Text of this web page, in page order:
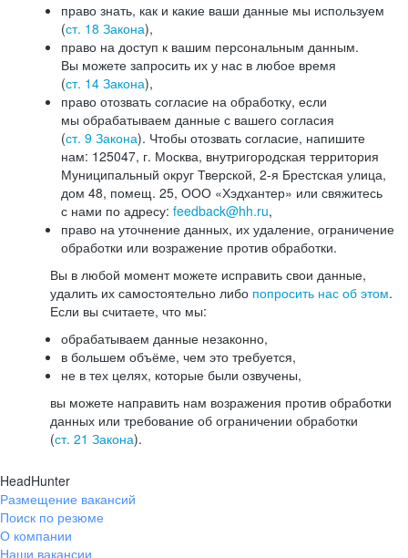
право знать, как и какие ваши данные мы используем
(ст. 18 Закона),
право на доступ к вашим персональным данным.
Вы можете запросить их у нас в любое время
(ст. 14 Закона),
право отозвать согласие на обработку, если
мы обрабатываем данные с вашего согласия
(ст. 9 Закона). Чтобы отозвать согласие, напишите
нам: 125047, г. Москва, внутригородская территория
Муниципальный округ Тверской, 2-я Брестская улица,
дом 48, помещ. 25, ООО «Хэдхантер» или свяжитесь
с нами по адресу: feedback@hh.ru,
право на уточнение данных, их удаление, ограничение
обработки или возражение против обработки.
Вы в любой момент можете исправить свои данные,
удалить их самостоятельно либо попросить нас об этом.
Если вы считаете, что мы:
обрабатываем данные незаконно,
в большем объёме, чем это требуется,
не в тех целях, которые были озвучены,
вы можете направить нам возражения против обработки
данных или требование об ограничении обработки
(ст. 21 Закона).
HeadHunter
Размещение вакансий
Поиск по резюме
О компании
Наши вакансии